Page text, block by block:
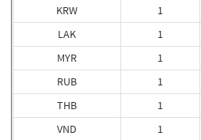
KRW
LAK
MYR
RUB
THB
VND
1
1
1
1
1
1